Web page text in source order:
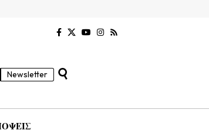
Newsletter